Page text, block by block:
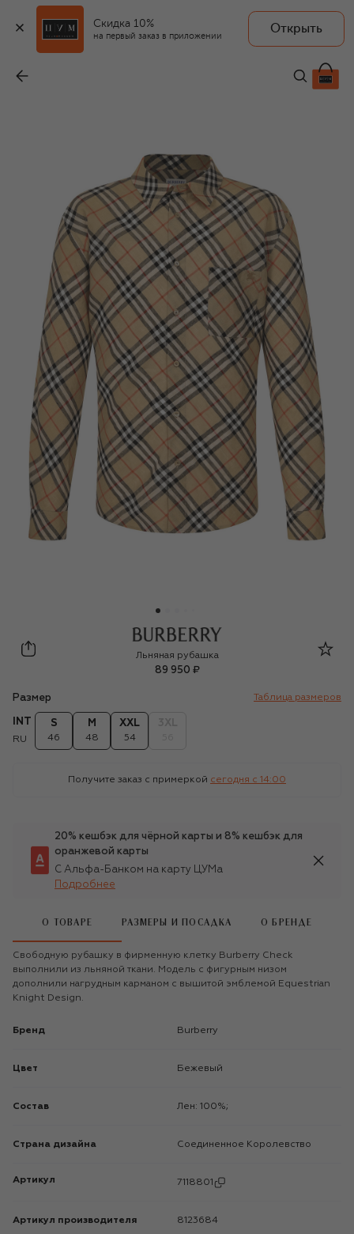
Скидка 10%
на первый заказ в приложении
Открыть
89 950 ₽
Burberry
Льняная рубашка
89 950 ₽
Размер Таблица размеров
INT
RU
S
46
M
48
XXL
54
Получите заказ с примеркой сегодня c 14:00
20% кешбэк для чёрной карты и 8% кешбэк для
оранжевой карты
С Альфа-Банком на карту ЦУМа
Подробнее
О ТОВАРЕ РАЗМЕРЫ И ПОСАДКА О БРЕНДЕ
Свободную рубашку в фирменную клетку Burberry Check
выполнили из льняной ткани. Модель с фигурным низом
дополнили нагрудным карманом с вышитой эмблемой Equestrian
Knight Design.
Бренд Burberry
Цвет Бежевый
Состав Лен: 100%;
Страна дизайна Соединенное Королевство
Артикул 7118801
Артикул производителя 8123684